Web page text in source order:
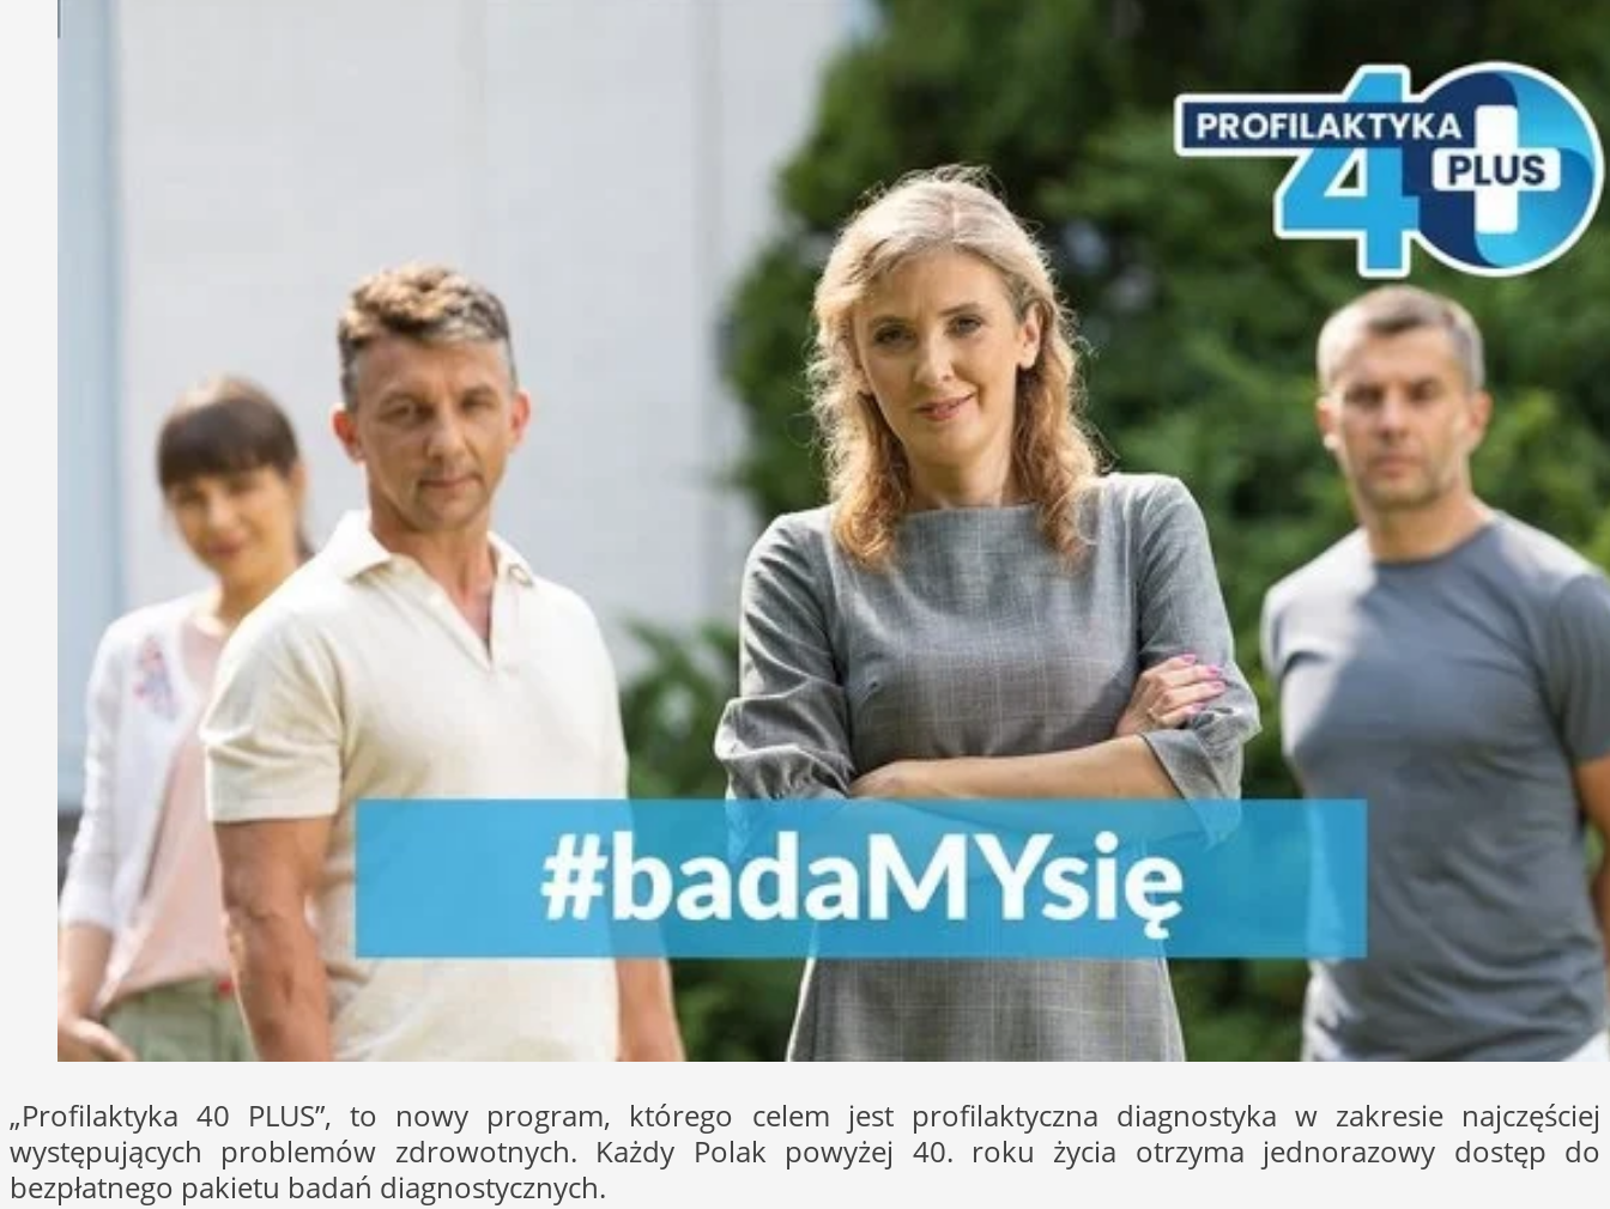
„Profilaktyka 40 PLUS”, to nowy program, którego celem jest profilaktyczna diagnostyka w zakresie najczęściej
występujących problemów zdrowotnych. Każdy Polak powyżej 40. roku życia otrzyma jednorazowy dostęp do
bezpłatnego pakietu badań diagnostycznych.